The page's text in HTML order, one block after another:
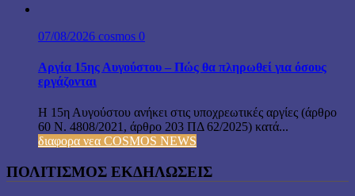
07/08/2026 cosmos 0
Αργία 15ης Αυγούστου – Πώς θα πληρωθεί για όσους
εργάζονται
Η 15η Αυγούστου ανήκει στις υποχρεωτικές αργίες (άρθρο
60 Ν. 4808/2021, άρθρο 203 ΠΔ 62/2025) κατά...
διαφορα νεα COSMOS NEWS
ΠΟΛΙΤΙΣΜΟΣ ΕΚΔΗΛΩΣΕΙΣ